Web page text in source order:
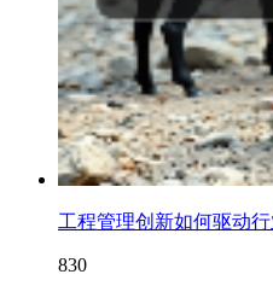
工程管理创新如何驱动行
830